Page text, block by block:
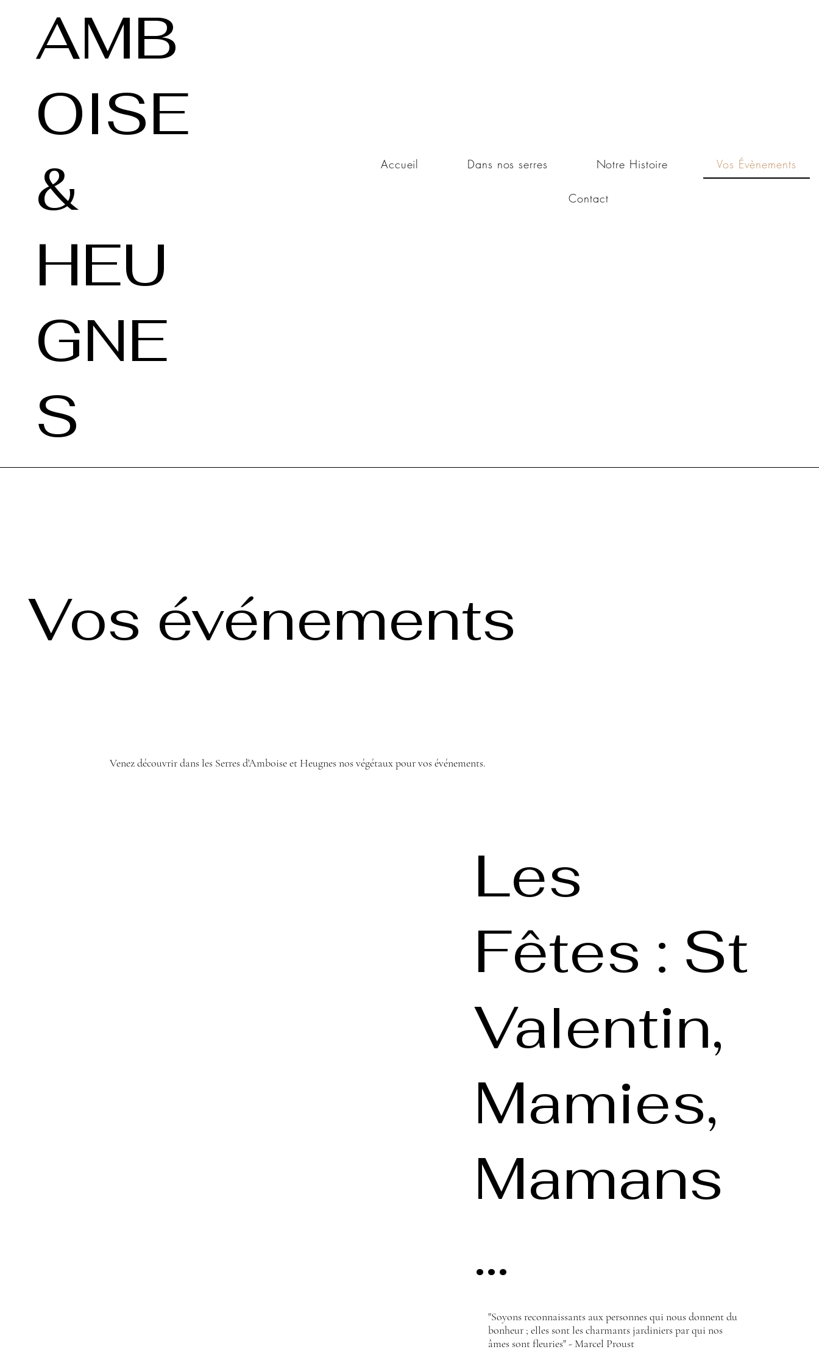
AMB
OISE
&
HEU
GNE
S
Accueil Dans nos serres Notre Histoire Vos Évènements
Contact
Vos événements
Venez découvrir dans les Serres d'Amboise et Heugnes nos végétaux pour vos événements.
Les
Fêtes : St
Valentin,
Mamies,
Mamans
...
"Soyons reconnaissants aux personnes qui nous donnent du
bonheur ; elles sont les charmants jardiniers par qui nos
âmes sont fleuries" - Marcel Proust